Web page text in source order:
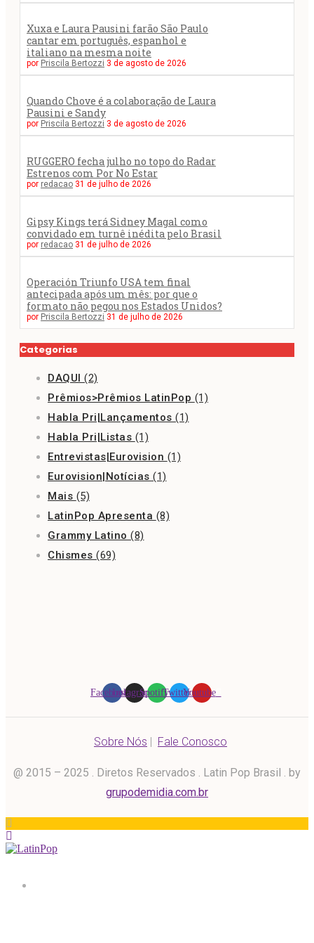
Xuxa e Laura Pausini farão São Paulo
cantar em português, espanhol e
italiano na mesma noite
por Priscila Bertozzi 3 de agosto de 2026
Quando Chove é a colaboração de Laura
Pausini e Sandy
por Priscila Bertozzi 3 de agosto de 2026
RUGGERO fecha julho no topo do Radar
Estrenos com Por No Estar
por redacao 31 de julho de 2026
Gipsy Kings terá Sidney Magal como
convidado em turnê inédita pelo Brasil
por redacao 31 de julho de 2026
Operación Triunfo USA tem final
antecipada após um mês: por que o
formato não pegou nos Estados Unidos?
por Priscila Bertozzi 31 de julho de 2026
Categorias
DAQUI (2)
Prêmios>Prêmios LatinPop (1)
Habla Pri|Lançamentos (1)
Habla Pri|Listas (1)
Entrevistas|Eurovision (1)
Eurovision|Notícias (1)
Mais (5)
LatinPop Apresenta (8)
Grammy Latino (8)
Chismes (69)
FacebookInstagramSpotifyTwitterYoutube
Sobre Nós | Fale Conosco
@ 2015 – 2025 . Diretos Reservados . Latin Pop Brasil . by
grupodemidia.com.br